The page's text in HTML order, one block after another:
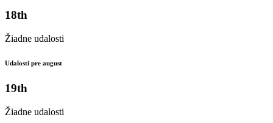
18th
Žiadne udalosti
Udalosti pre august
19th
Žiadne udalosti